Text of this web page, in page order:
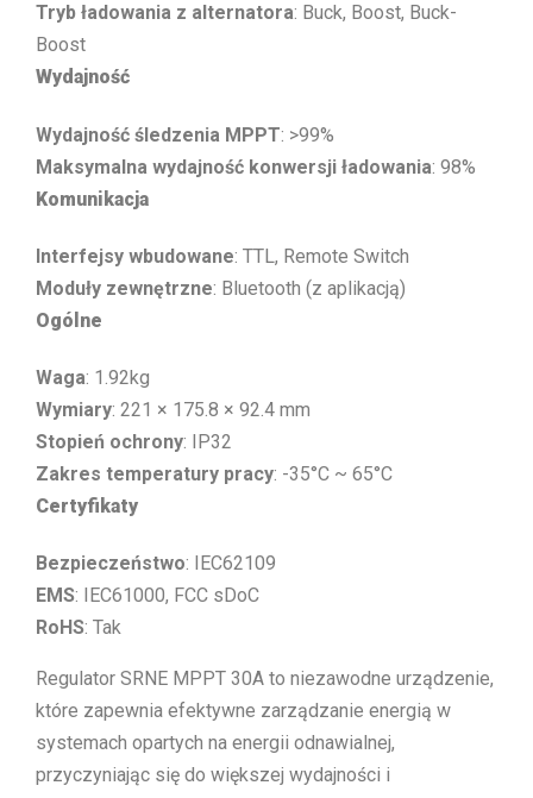
Tryb ładowania z alternatora: Buck, Boost, Buck-
Boost
Wydajność
Wydajność śledzenia MPPT: >99%
Maksymalna wydajność konwersji ładowania: 98%
Komunikacja
Interfejsy wbudowane: TTL, Remote Switch
Moduły zewnętrzne: Bluetooth (z aplikacją)
Ogólne
Waga: 1.92kg
Wymiary: 221 × 175.8 × 92.4 mm
Stopień ochrony: IP32
Zakres temperatury pracy: -35°C ~ 65°C
Certyfikaty
Bezpieczeństwo: IEC62109
EMS: IEC61000, FCC sDoC
RoHS: Tak
Regulator SRNE MPPT 30A to niezawodne urządzenie,
które zapewnia efektywne zarządzanie energią w
systemach opartych na energii odnawialnej,
przyczyniając się do większej wydajności i